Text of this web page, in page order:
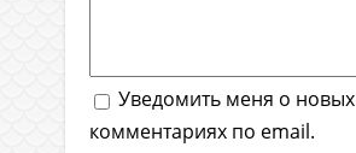
Уведомить меня о новых
комментариях по email.